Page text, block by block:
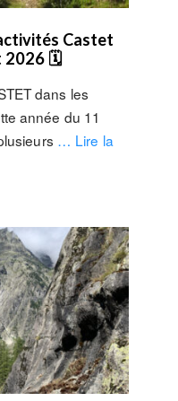
Castet
2026 🗓
dans les
année du 11
… Lire la